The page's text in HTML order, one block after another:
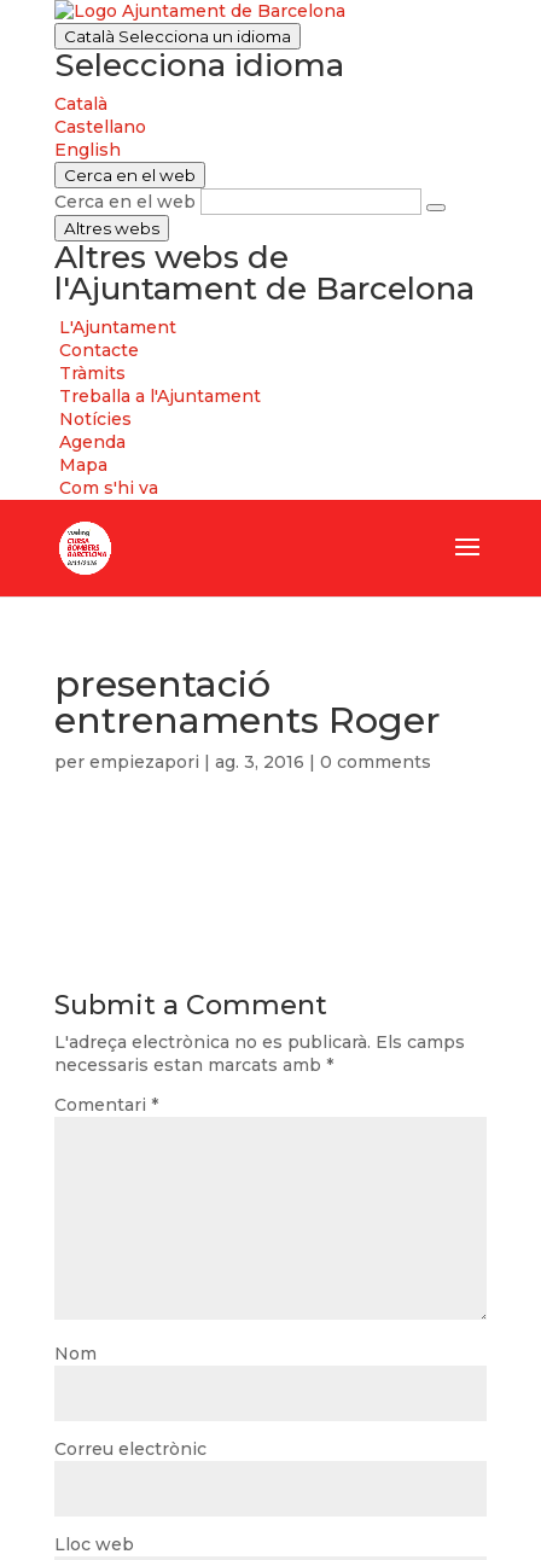
Català Selecciona un idioma
Selecciona idioma
Català
Castellano
English
Cerca en el web
Cerca en el web
Altres webs
Altres webs de
l'Ajuntament de Barcelona
L'Ajuntament
Contacte
Tràmits
Treballa a l'Ajuntament
Notícies
Agenda
Mapa
Com s'hi va
presentació
entrenaments Roger
per empiezapori | ag. 3, 2016 | 0 comments
Submit a Comment
L'adreça electrònica no es publicarà. Els camps
necessaris estan marcats amb *
Comentari *
Nom
Correu electrònic
Lloc web